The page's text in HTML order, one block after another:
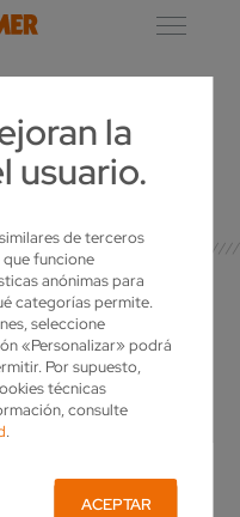
la
usuario.
de terceros
funcione
anónimas para
categorías permite.
seleccione
«Personalizar» podrá
Por supuesto,
técnicas
consulte
.
ACEPTAR
DE
VOLLMER? ¿Le
sobre nuestros